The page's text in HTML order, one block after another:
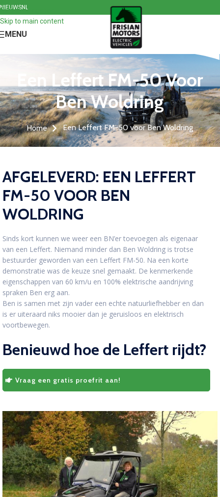
Skip to navigation
Skip to main content
NIEUWSNL
MENU
Een Leffert FM-50 Voor
Ben Woldring
Home Een Leffert FM-50 voor Ben Woldring
AFGELEVERD: EEN LEFFERT
FM-50 VOOR BEN
WOLDRING
Sinds kort kunnen we weer een BN’er toevoegen als eigenaar
van een Leffert. Niemand minder dan Ben Woldring is trotse
bestuurder geworden van een Leffert FM-50. Na een korte
demonstratie was de keuze snel gemaakt. De kenmerkende
eigenschappen van 60 km/u en 100% elektrische aandrijving
spraken Ben erg aan.
Ben is samen met zijn vader een echte natuurliefhebber en dan
is er uiteraard niks mooier dan je geruisloos en elektrisch
voortbewegen.
Benieuwd hoe de Leffert rijdt?
Vraag een gratis proefrit aan!